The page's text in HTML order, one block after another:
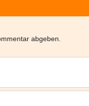
abgeben.